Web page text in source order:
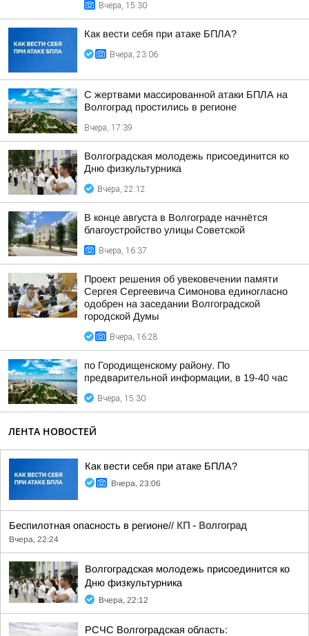
Вчера, 15:30
Как вести себя при атаке БПЛА?
Вчера, 23:06
С жертвами массированной атаки БПЛА на
Волгоград простились в регионе
Вчера, 17:39
Волгоградская молодежь присоединится ко
Дню физкультурника
Вчера, 22:12
В конце августа в Волгограде начнётся
благоустройство улицы Советской
Вчера, 16:37
Проект решения об увековечении памяти
Сергея Сергеевича Симонова единогласно
одобрен на заседании Волгоградской
городской Думы
Вчера, 16:28
по Городищенскому району. По
предварительной информации, в 19-40 час
Вчера, 15:30
ЛЕНТА НОВОСТЕЙ
Как вести себя при атаке БПЛА?
Вчера, 23:06
Беспилотная опасность в регионе// КП - Волгоград
Вчера, 22:24
Волгоградская молодежь присоединится ко
Дню физкультурника
Вчера, 22:12
РСЧС Волгоградская область: